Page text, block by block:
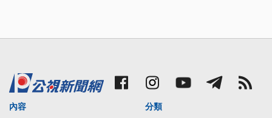
內容
分類